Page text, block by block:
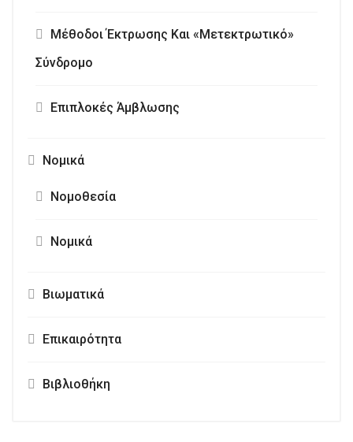
Μέθοδοι Έκτρωσης Και «Μετεκτρωτικό»
Σύνδρομο
Επιπλοκές Άμβλωσης
Νομικά
Νομοθεσία
Νομικά
Βιωματικά
Επικαιρότητα
Βιβλιοθήκη